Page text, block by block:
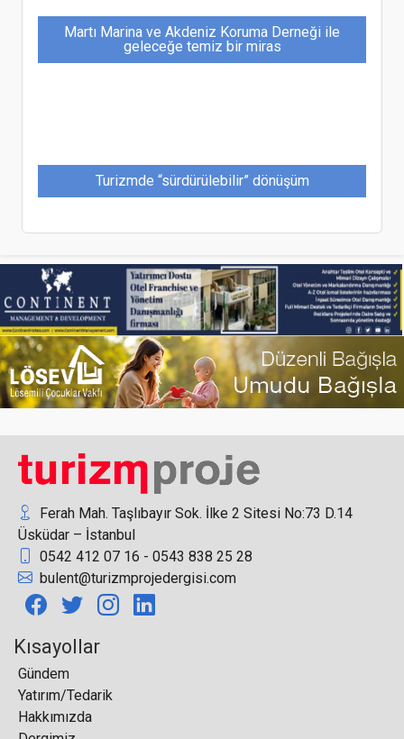
Martı Marina ve Akdeniz Koruma Derneği ile
geleceğe temiz bir miras
Turizmde “sürdürülebilir” dönüşüm
Luxin Türkiye 10-13 Mart’ta Gerçekleştirilecek
IADWP’ın ilk Avrasya çalıştayı İstanbul’da
Bursa, Orhaneli’ne 250 milyon proje bedeli ile
yeni bir otel planlanıyor
Karvilla Termal Turizm, Afyonkarahisar’a 75 odalı
Ferah Mah. Taşlıbayır Sok. İlke 2 Sitesi No:73 D.14
Üsküdar – İstanbul
0542 412 07 16 - 0543 838 25 28
bulent@turizmprojedergisi.com
Kısayollar
Gündem
Yatırım/Tedarik
Hakkımızda